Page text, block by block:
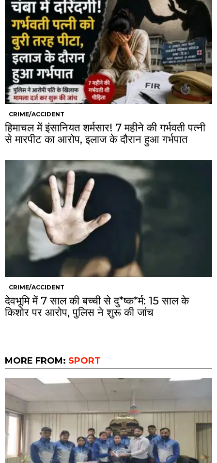
CRIME/ACCIDENT
हिमाचल में इंसानियत शर्मसार! 7 महीने की गर्भवती पत्नी
से मारपीट का आरोप, इलाज के दौरान हुआ गर्भपात
CRIME/ACCIDENT
देवभूमि में 7 साल की बच्ची से दु*ष्क*र्म: 15 साल के
किशोर पर आरोप, पुलिस ने शुरू की जांच
MORE FROM: SPORT